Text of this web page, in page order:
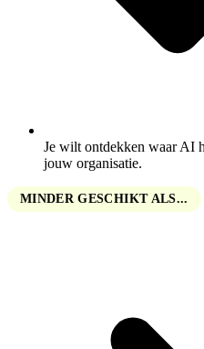
Je wilt ontdekken waar AI
jouw organisatie.
MINDER GESCHIKT ALS...